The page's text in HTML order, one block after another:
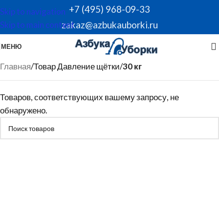
Skip to navigation
Skip to main content
+7 (495) 968-09-33
zakaz@azbukauborki.ru
МЕНЮ
Главная/Товар Давление щётки/30 кг
Товаров, соответствующих вашему запросу, не
обнаружено.